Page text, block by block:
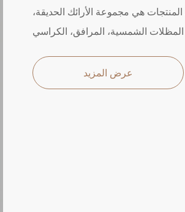
هي مجموعة الأرائك الحديقة،
عرض المزيد